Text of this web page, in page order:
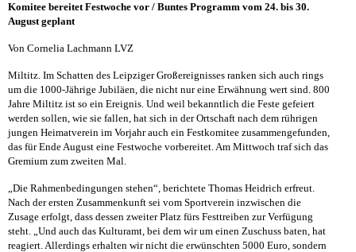
Komitee bereitet Festwoche vor / Buntes Programm vom 24. bis 30.
August geplant
Von Cornelia Lachmann LVZ
Miltitz. Im Schatten des Leipziger Großereignisses ranken sich auch rings
um die 1000-Jährige Jubiläen, die nicht nur eine Erwähnung wert sind. 800
Jahre Miltitz ist so ein Ereignis. Und weil bekanntlich die Feste gefeiert
werden sollen, wie sie fallen, hat sich in der Ortschaft nach dem rührigen
jungen Heimatverein im Vorjahr auch ein Festkomitee zusammengefunden,
das für Ende August eine Festwoche vorbereitet. Am Mittwoch traf sich das
Gremium zum zweiten Mal.
„Die Rahmenbedingungen stehen“, berichtete Thomas Heidrich erfreut.
Nach der ersten Zusammenkunft sei vom Sportverein inzwischen die
Zusage erfolgt, dass dessen zweiter Platz fürs Festtreiben zur Verfügung
steht. „Und auch das Kulturamt, bei dem wir um einen Zuschuss baten, hat
reagiert. Allerdings erhalten wir nicht die erwünschten 5000 Euro, sondern